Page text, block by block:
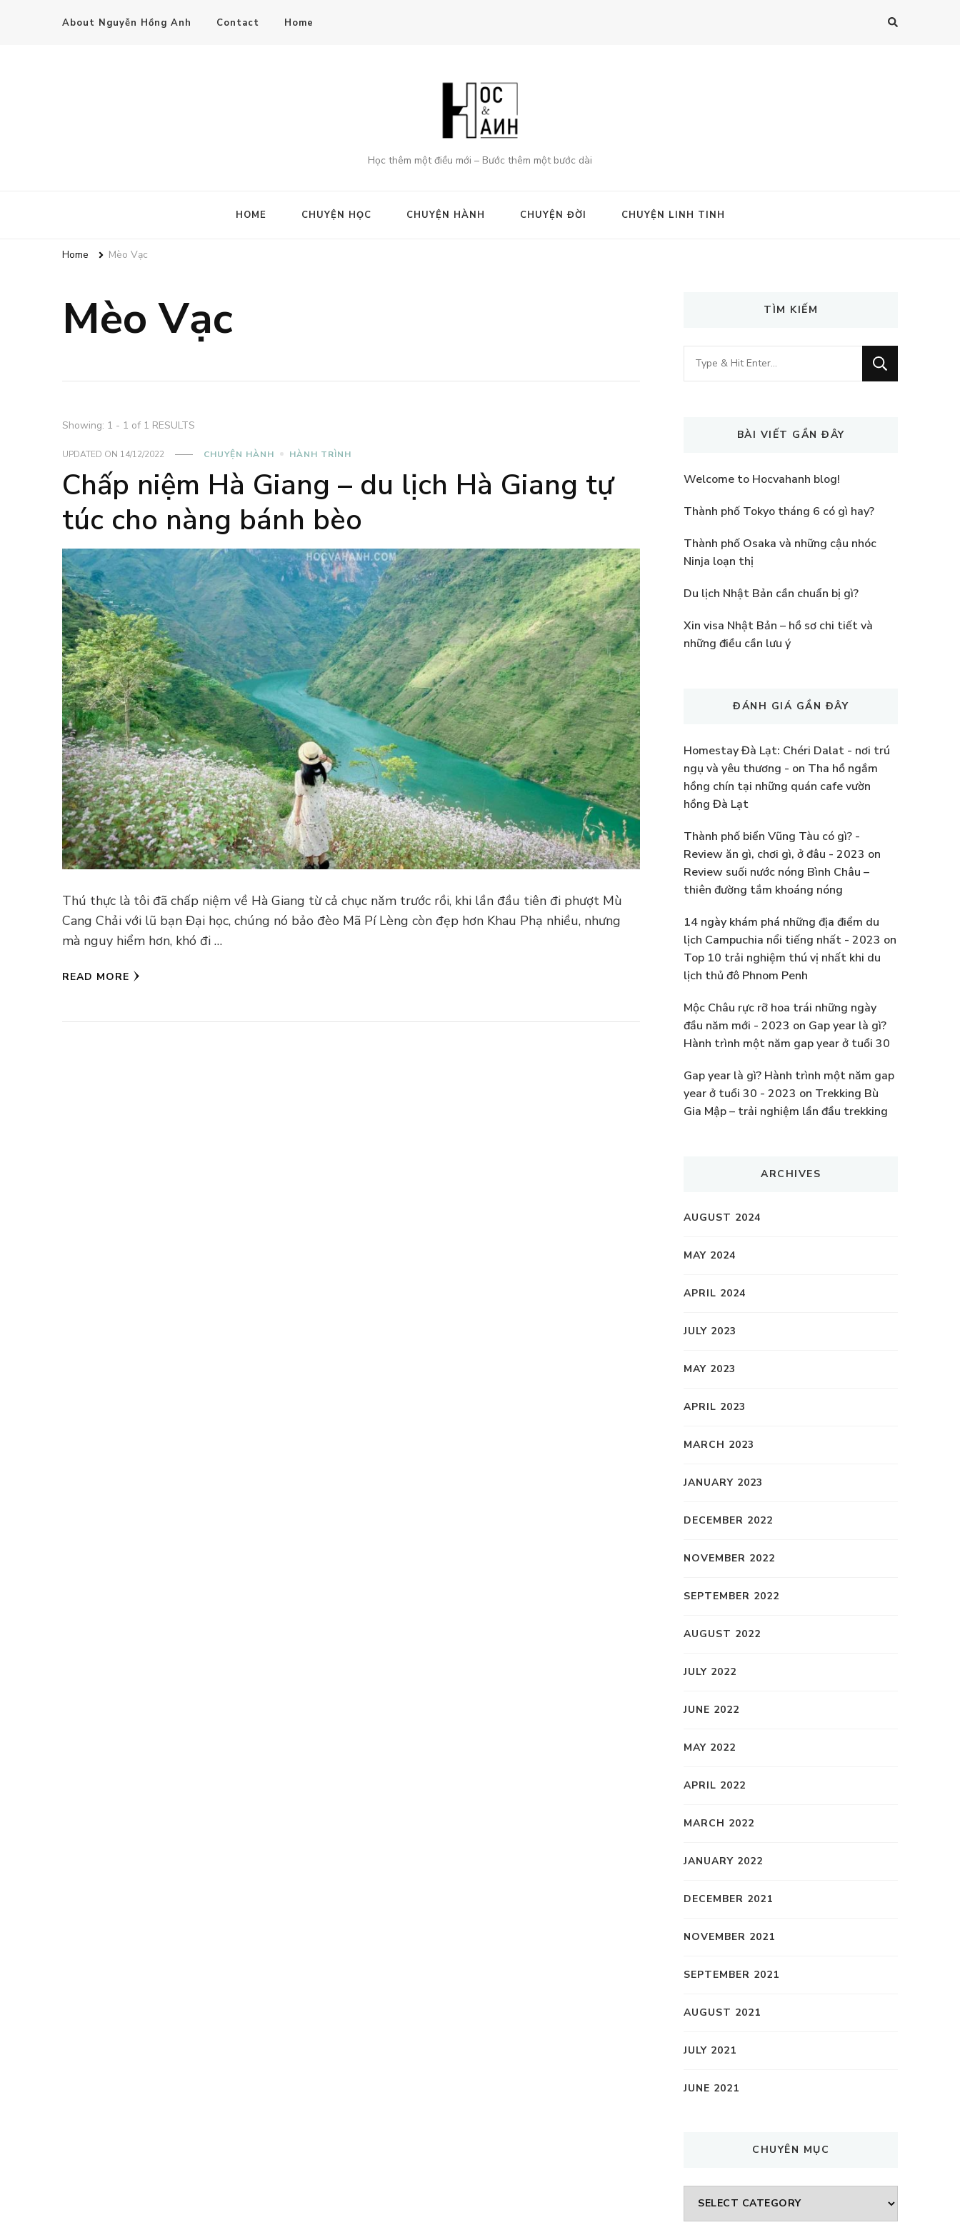
About Nguyễn Hồng Anh Contact Home
Học thêm một điều mới – Bước thêm một bước dài
HOME CHUYỆN HỌC CHUYỆN HÀNH CHUYỆN ĐỜI CHUYỆN LINH TINH
Home Mèo Vạc
Mèo Vạc
Showing: 1 - 1 of 1 RESULTS
UPDATED ON 14/12/2022 CHUYỆN HÀNH HÀNH TRÌNH
Chấp niệm Hà Giang – du lịch Hà Giang tự
túc cho nàng bánh bèo
Thú thực là tôi đã chấp niệm về Hà Giang từ cả chục năm trước rồi, khi lần đầu tiên đi phượt Mù
Cang Chải với lũ bạn Đại học, chúng nó bảo đèo Mã Pí Lèng còn đẹp hơn Khau Phạ nhiều, nhưng
mà nguy hiểm hơn, khó đi …
READ MORE
TÌM KIẾM
Looking
for
BÀI VIẾT GẦN ĐÂY
Welcome to Hocvahanh blog!
Thành phố Tokyo tháng 6 có gì hay?
Thành phố Osaka và những cậu nhóc
Ninja loạn thị
Du lịch Nhật Bản cần chuẩn bị gì?
Xin visa Nhật Bản – hồ sơ chi tiết và
những điều cần lưu ý
ĐÁNH GIÁ GẦN ĐÂY
Homestay Đà Lạt: Chéri Dalat - nơi trú
ngụ và yêu thương - on Tha hồ ngắm
hồng chín tại những quán cafe vườn
hồng Đà Lạt
Thành phố biển Vũng Tàu có gì? -
Review ăn gì, chơi gì, ở đâu - 2023 on
Review suối nước nóng Bình Châu –
thiên đường tắm khoáng nóng
14 ngày khám phá những địa điểm du
lịch Campuchia nổi tiếng nhất - 2023 on
Top 10 trải nghiệm thú vị nhất khi du
lịch thủ đô Phnom Penh
Mộc Châu rực rỡ hoa trái những ngày
đầu năm mới - 2023 on Gap year là gì?
Hành trình một năm gap year ở tuổi 30
Gap year là gì? Hành trình một năm gap
year ở tuổi 30 - 2023 on Trekking Bù
Gia Mập – trải nghiệm lần đầu trekking
ARCHIVES
AUGUST 2024
MAY 2024
APRIL 2024
JULY 2023
MAY 2023
APRIL 2023
MARCH 2023
JANUARY 2023
DECEMBER 2022
NOVEMBER 2022
SEPTEMBER 2022
AUGUST 2022
JULY 2022
JUNE 2022
MAY 2022
APRIL 2022
MARCH 2022
JANUARY 2022
DECEMBER 2021
NOVEMBER 2021
SEPTEMBER 2021
AUGUST 2021
JULY 2021
JUNE 2021
CHUYÊN MỤC
CHUYÊN
MỤC